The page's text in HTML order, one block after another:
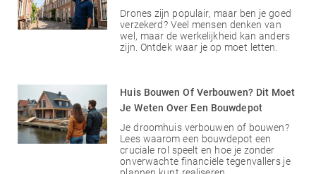
Drones zijn populair, maar ben je goed
verzekerd? Veel mensen denken van
wel, maar de werkelijkheid kan anders
zijn. Ontdek waar je op moet letten.
Huis Bouwen Of Verbouwen? Dit Moet
Je Weten Over Een Bouwdepot
Je droomhuis verbouwen of bouwen?
Lees waarom een bouwdepot een
cruciale rol speelt en hoe je zonder
onverwachte financiële tegenvallers je